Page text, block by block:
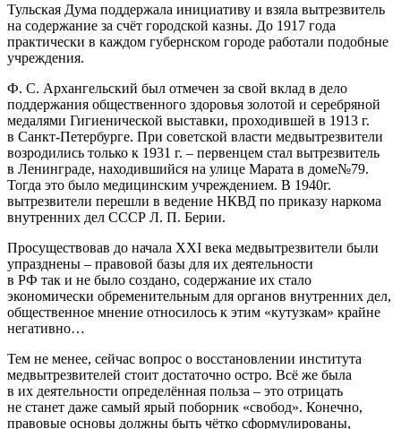
Тульская Дума поддержала инициативу и взяла вытрезвитель
на содержание за счёт городской казны. До 1917 года
практически в каждом губернском городе работали подобные
учреждения.
Ф. С. Архангельский был отмечен за свой вклад в дело
поддержания общественного здоровья золотой и серебряной
медалями Гигиенической выставки, проходившей в 1913 г.
в Санкт-Петербурге. При советской власти медвытрезвители
возродились только к 1931 г. – первенцем стал вытрезвитель
в Ленинграде, находившийся на улице Марата в доме№79.
Тогда это было медицинским учреждением. В 1940г.
вытрезвители перешли в ведение НКВД по приказу наркома
внутренних дел СССР Л. П. Берии.
Просуществовав до начала XXI века медвытрезвители были
упразднены – правовой базы для их деятельности
в РФ так и не было создано, содержание их стало
экономически обременительным для органов внутренних дел,
общественное мнение относилось к этим «кутузкам» крайне
негативно…
Тем не менее, сейчас вопрос о восстановлении института
медвытрезвителей стоит достаточно остро. Всё же была
в их деятельности определённая польза – это отрицать
не станет даже самый ярый поборник «свобод». Конечно,
правовые основы должны быть чётко сформулированы,